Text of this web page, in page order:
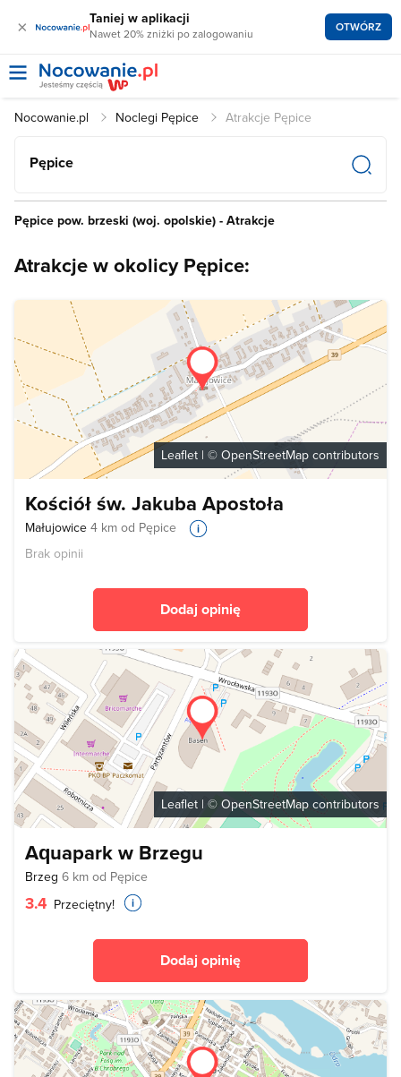
× Taniej w aplikacji
Nawet 20% zniżki po zalogowaniu OTWÓRZ
Nocowanie.pl Noclegi Pępice Atrakcje Pępice
Pępice
Pępice pow. brzeski (woj. opolskie) - Atrakcje
Atrakcje w okolicy Pępice:
Leaflet | © OpenStreetMap contributors
Kościół św. Jakuba Apostoła
Małujowice 4 km od Pępice
Brak opinii
Dodaj opinię
Leaflet | © OpenStreetMap contributors
Aquapark w Brzegu
Brzeg 6 km od Pępice
3.4 Przeciętny!
Dodaj opinię